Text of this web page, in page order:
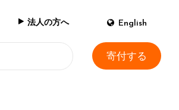
法人の方へ English
寄付する